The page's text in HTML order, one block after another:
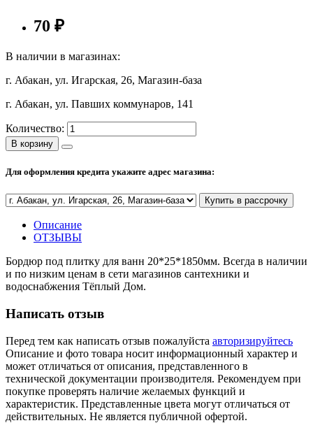
Полезные статьи
Новости и Акции
Оплата и доставка
Адреса Сервис-центров
Условия возврата товара
70 ₽
В наличии в магазинах:
г. Абакан, ул. Игарская, 26, Магазин-база
г. Абакан, ул. Павших коммунаров, 141
Количество:
В корзину
Для оформления кредита укажите адрес магазина:
Купить в рассрочку
Описание
ОТЗЫВЫ
Бордюр под плитку для ванн 20*25*1850мм. Всегда в наличии
и по низким ценам в сети магазинов сантехники и
водоснабжения Тёплый Дом.
Написать отзыв
Перед тем как написать отзыв пожалуйста авторизируйтесь
Описание и фото товара носит информационный характер и
может отличаться от описания, представленного в
технической документации производителя. Рекомендуем при
покупке проверять наличие желаемых функций и
характеристик. Представленные цвета могут отличаться от
действительных. Не является публичной офертой.